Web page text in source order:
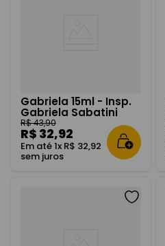
Gabriela 15ml - Insp.
Gabriela Sabatini
Tradicional
R$43,90
R$ 32,92
Em até1x R$ 32,92
sem juros